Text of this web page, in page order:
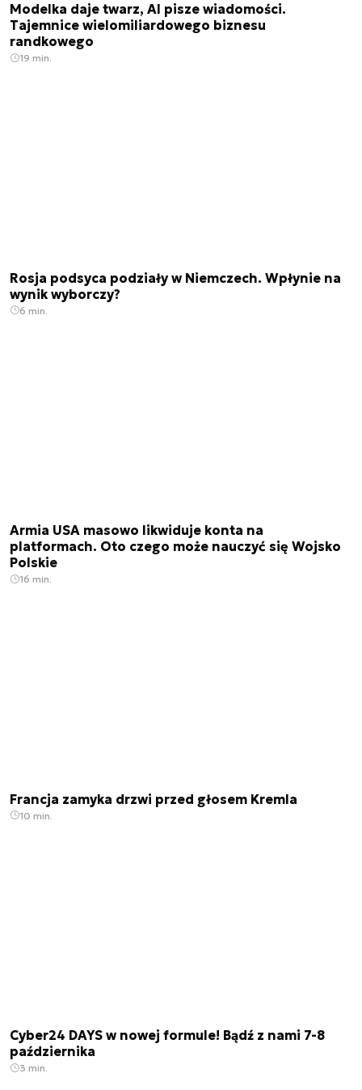
Modelka daje twarz, AI pisze wiadomości.
Tajemnice wielomiliardowego biznesu
randkowego
19 min.
Rosja podsyca podziały w Niemczech. Wpłynie na
wynik wyborczy?
6 min.
Armia USA masowo likwiduje konta na
platformach. Oto czego może nauczyć się Wojsko
Polskie
16 min.
Francja zamyka drzwi przed głosem Kremla
10 min.
Cyber24 DAYS w nowej formule! Bądź z nami 7-8
października
3 min.